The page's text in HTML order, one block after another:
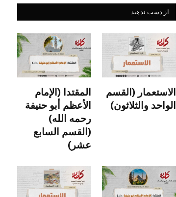
از دست ندهید
الاستعمار (القسم
الواحد والثلاثون)
المقتدا (الإمام
الأعظم أبو حنيفة
رحمه الله)
(القسم السابع
عشر)